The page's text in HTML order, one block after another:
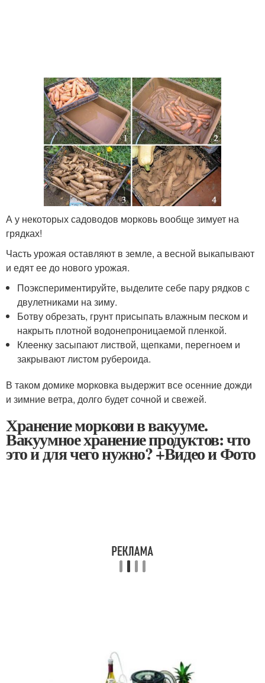
А у некоторых садоводов морковь вообще зимует на
грядках!
Часть урожая оставляют в земле, а весной выкапывают
и едят ее до нового урожая.
Поэкспериментируйте, выделите себе пару рядков с
двулетниками на зиму.
Ботву обрезать, грунт присыпать влажным песком и
накрыть плотной водонепроницаемой пленкой.
Клеенку засыпают листвой, щепками, перегноем и
закрывают листом рубероида.
В таком домике морковка выдержит все осенние дожди
и зимние ветра, долго будет сочной и свежей.
Хранение моркови в вакууме.
Вакуумное хранение продуктов: что
это и для чего нужно? +Видео и Фото